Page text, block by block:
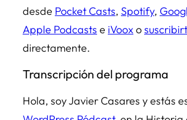
desde Pocket Casts, Spotify,
Apple Podcasts e iVooxo
directamente.
Transcripción del programa
Hola, soy Javier Casares y estás